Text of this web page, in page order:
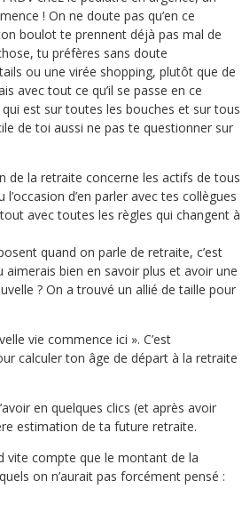
! On ne doute pas qu’en ce
boulot te prennent déjà pas mal de
tu préfères sans doute
ou une virée shopping, plutôt que de
avec tout ce qu’il se passe en ce
est sur toutes les bouches et sur tous
de toi aussi ne pas te questionner sur
de la retraite concerne les actifs de tous
d’en parler avec tes collègues
avec toutes les règles qui changent à
quand on parle de retraite, c’est
aimerais bien en savoir plus et avoir une
? On a trouvé un allié de taille pour
vie commence ici ». C’est
calculer ton âge de départ à la retraite
en quelques clics (et après avoir
estimation de ta future retraite.
vite compte que le montant de la
on n’aurait pas forcément pensé :